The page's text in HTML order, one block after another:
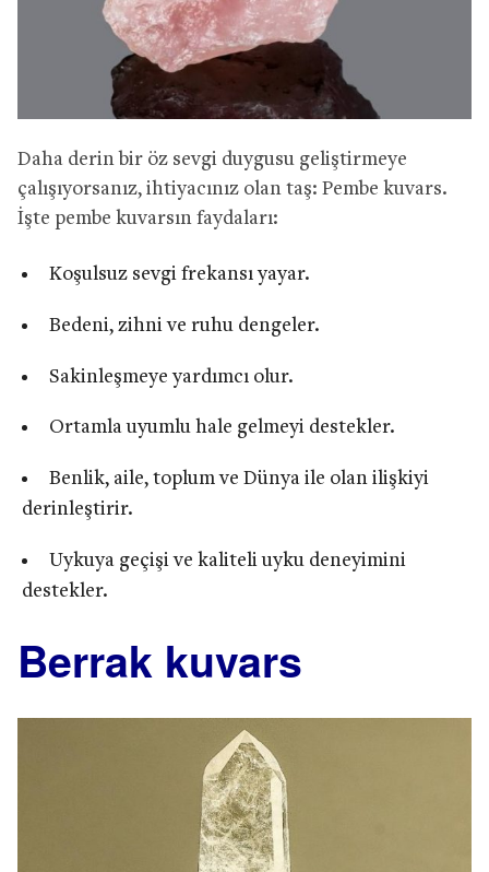
Daha derin bir öz sevgi duygusu geliştirmeye
çalışıyorsanız, ihtiyacınız olan taş: Pembe kuvars.
İşte pembe kuvarsın faydaları:
Koşulsuz sevgi frekansı yayar.
Bedeni, zihni ve ruhu dengeler.
Sakinleşmeye yardımcı olur.
Ortamla uyumlu hale gelmeyi destekler.
Benlik, aile, toplum ve Dünya ile olan ilişkiyi
derinleştirir.
Uykuya geçişi ve kaliteli uyku deneyimini
destekler.
Berrak kuvars